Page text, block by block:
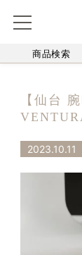
商品検索
【仙台
2023.10.11